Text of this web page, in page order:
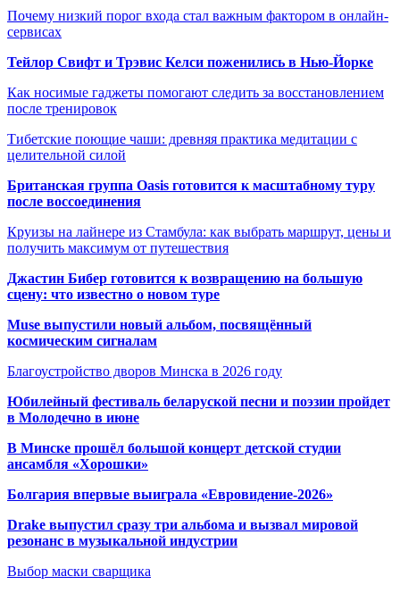
Почему низкий порог входа стал важным фактором в онлайн-
сервисах
Тейлор Свифт и Трэвис Келси поженились в Нью-Йорке
Как носимые гаджеты помогают следить за восстановлением
после тренировок
Тибетские поющие чаши: древняя практика медитации с
целительной силой
Британская группа Oasis готовится к масштабному туру
после воссоединения
Круизы на лайнере из Стамбула: как выбрать маршрут, цены и
получить максимум от путешествия
Джастин Бибер готовится к возвращению на большую
сцену: что известно о новом туре
Muse выпустили новый альбом, посвящённый
космическим сигналам
Благоустройство дворов Минска в 2026 году
Юбилейный фестиваль беларуской песни и поэзии пройдет
в Молодечно в июне
В Минске прошёл большой концерт детской студии
ансамбля «Хорошки»
Болгария впервые выиграла «Евровидение-2026»
Drake выпустил сразу три альбома и вызвал мировой
резонанс в музыкальной индустрии
Выбор маски сварщика